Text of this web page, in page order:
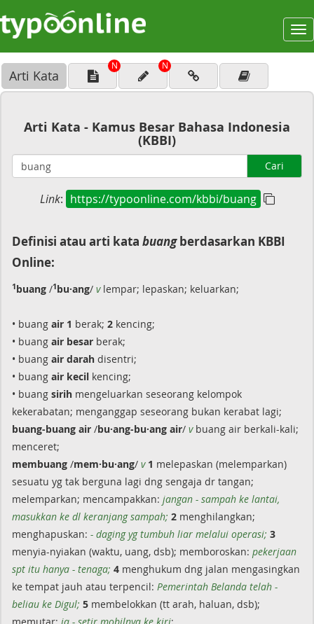
Arti Kata
N N
Arti Kata - Kamus Besar Bahasa Indonesia
(KBBI)
Cari
Link: https://typoonline.com/kbbi/buang
Definisi atau arti kata buangberdasarkan KBBI
Online:
1buang /1bu·ang/ vlempar; lepaskan; keluarkan;
• buang air 1 berak; 2 kencing;
• buang air besar berak;
• buang air darah disentri;
• buang air kecil kencing;
• buang sirih mengeluarkan seseorang kelompok
kekerabatan; menganggap seseorang bukan kerabat lagi;
buang-buang air /bu·ang-bu·ang air/ vbuang air berkali-kali;
menceret;
membuang /mem·bu·ang/ v 1 melepaskan (melemparkan)
sesuatu yg tak berguna lagi dng sengaja dr tangan;
melemparkan; mencampakkan: jangan - sampah ke lantai,
masukkan ke dl keranjang sampah; 2 menghilangkan;
menghapuskan: - daging yg tumbuh liar melalui operasi; 3
menyia-nyiakan (waktu, uang, dsb); memboroskan: pekerjaan
spt itu hanya - tenaga; 4 menghukum dng jalan mengasingkan
ke tempat jauh atau terpencil: Pemerintah Belanda telah -
beliau ke Digul; 5 membelokkan (tt arah, haluan, dsb);